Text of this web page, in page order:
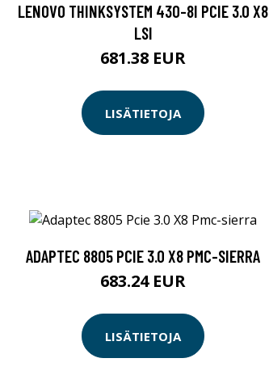
LENOVO THINKSYSTEM 430-8I PCIE 3.0 X8
LSI
681.38 EUR
LISÄTIETOJA
ADAPTEC 8805 PCIE 3.0 X8 PMC-SIERRA
683.24 EUR
LISÄTIETOJA